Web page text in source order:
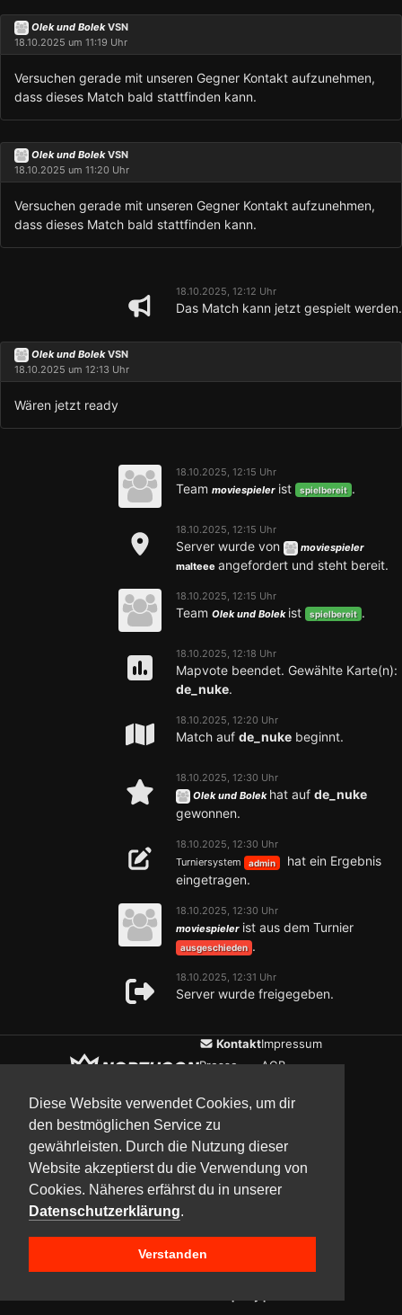
Diese Website verwendet Cookies, um dir
den bestmöglichen Service zu
gewährleisten. Durch die Nutzung dieser
Website akzeptierst du die Verwendung von
Cookies. Näheres erfährst du in unserer
Datenschutzerklärung.
Verstanden
Olek und BolekVSN
18.10.2025 um 11:19 Uhr
Versuchen gerade mit unseren Gegner Kontakt aufzunehmen,
dass dieses Match bald stattfinden kann.
Olek und BolekVSN
18.10.2025 um 11:20 Uhr
Versuchen gerade mit unseren Gegner Kontakt aufzunehmen,
dass dieses Match bald stattfinden kann.
18.10.2025, 12:12 Uhr
Das Match kann jetzt gespielt werden.
Olek und BolekVSN
18.10.2025 um 12:13 Uhr
Wären jetzt ready
18.10.2025, 12:15 Uhr
Team moviespieler ist spielbereit .
18.10.2025, 12:15 Uhr
Server wurde von
moviespieler
malteee angefordert und steht bereit.
18.10.2025, 12:15 Uhr
Team Olek und Bolek ist spielbereit .
18.10.2025, 12:18 Uhr
Mapvote beendet. Gewählte Karte(n):
de_nuke.
18.10.2025, 12:20 Uhr
Match auf de_nuke beginnt.
18.10.2025, 12:30 Uhr
Olek und Bolek hat auf de_nuke
gewonnen.
18.10.2025, 12:30 Uhr
Turniersystem
admin
hat ein Ergebnis
eingetragen.
18.10.2025, 12:30 Uhr
moviespieler ist aus dem Turnier
ausgeschieden .
18.10.2025, 12:31 Uhr
Server wurde freigegeben.
Kontakt
Presse
Impressum
AGB
UpdatesCommunityMedia